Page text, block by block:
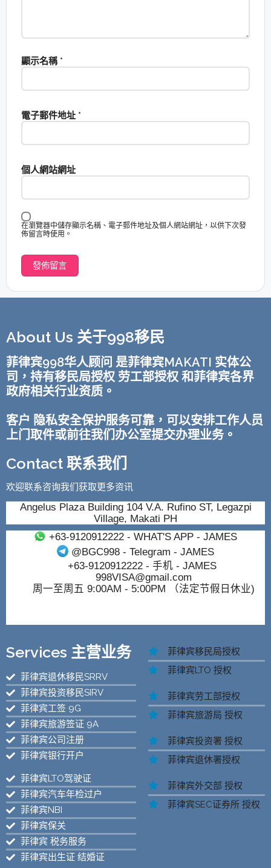
顯示名稱 *
電子郵件地址 *
個人網站網址
在瀏覽器中儲存顯示名稱、電子郵件地址及個人網站網址，以供下次發
佈留言時使用。
About Us 关于998移民
菲律宾998华人顾问 是菲律宾MAKATI 实体公
司，持有移民局授权 劳工部授权 和菲律宾各界
政府相关行业资质。
客户 隐私安全保护服务可靠，可以安排工作人员
上门取件或前往我们办公室提交办理业务。
Contact 联系我们
欢迎联系咨询我们获取更多资讯
Angelus Plaza Building 104 V.A. Rufino ST, Legazpi
Village, Makati PH
+63-9120912222- WHAT'S APP - JAMES
@BGC998 - Telegram - JAMES
+63-9120912222- 手机 - JAMES
998VISA@gmail.com
周一至周五 9:00AM - 5:00PM （法定节假日休业)
Services 主营业务
菲律宾退休移民SRRV
菲律宾投资移民SIRV
菲律宾工签 9G
菲律宾旅游签证 9A
菲律宾公司注册
菲律宾银行开户
菲律宾LTO驾驶证
菲律宾汽车年检过户
菲律宾NBI
菲律宾保关
菲律宾 税务服务
菲律宾出生证 结婚证
菲律宾移民局授权
菲律宾LTO 授权
菲律宾劳工部授权
菲律宾旅游局 授权
菲律宾投资署 授权
菲律宾退休署授权
菲律宾外交部 授权
菲律宾SEC证券所 授权